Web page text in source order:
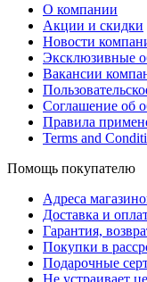
О компании
Акции и скидки
Новости
Эксклюзивные
Вакансии
Соглашение об
Правила
Terms and
Помощь покупателю
Адреса
Доставка и
Гарантия,
Покупки в
Подарочные
Не устраивает